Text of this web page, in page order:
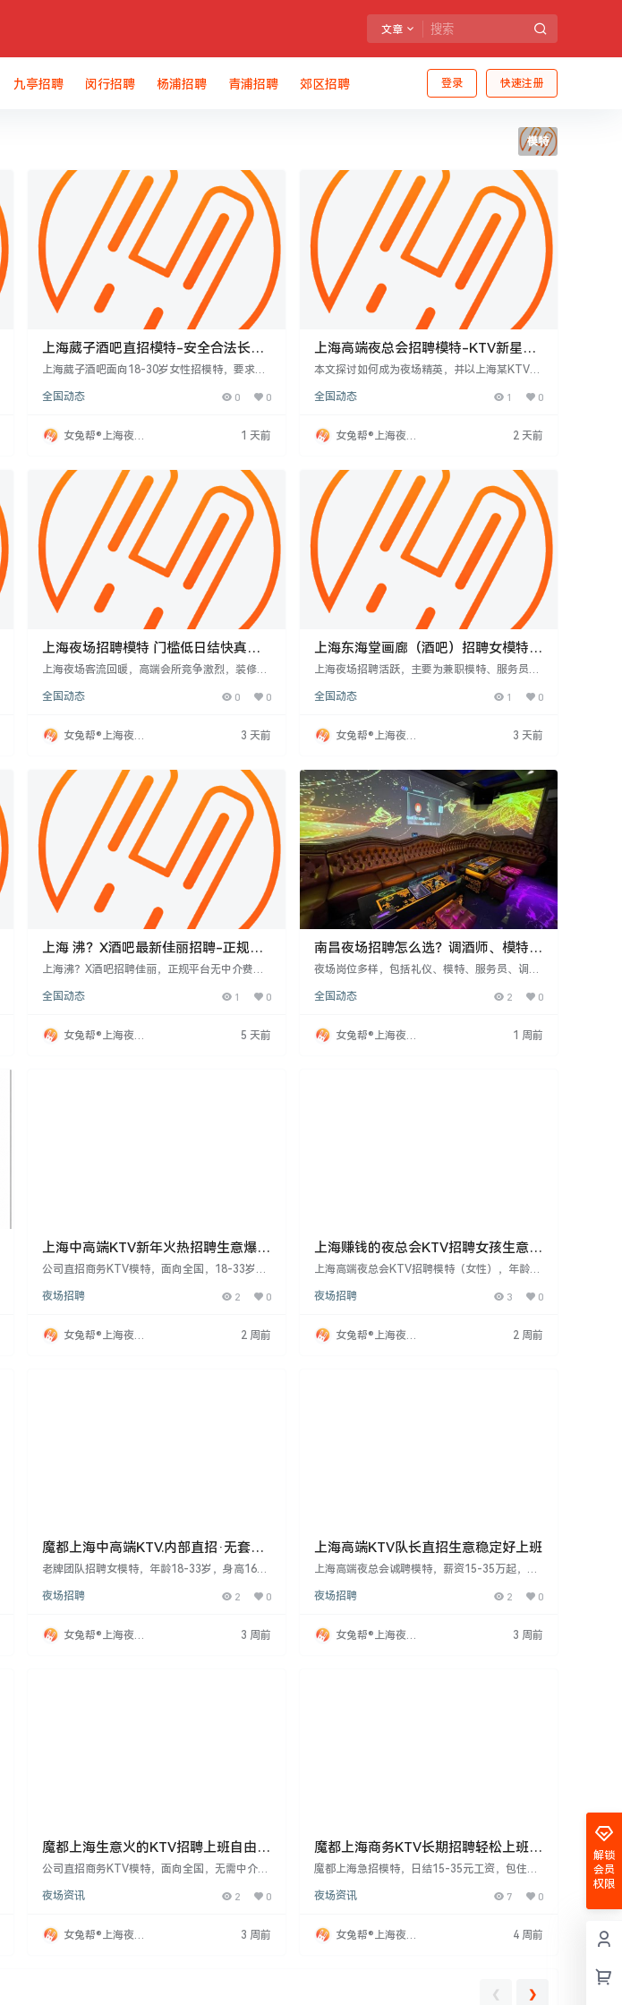
文章
登录 快速注册
九亭招聘 闵行招聘 杨浦招聘 青浦招聘 郊区招聘
模特
上海葳子酒吧直招模特-安全合法长久
不穿工衣
上海葳子酒吧面向18-30岁女性招模特，要求身
稳定工作机会，薪资合理。招聘流程透明，注重
户、参与活动，能提升个人价值、拓展人脉。
全国动态 0 0
女兔帮®上海夜场
1 天前
上海高端夜总会招聘模特-KTV新星加
入无忧
本文探讨如何成为夜场精英，并以上海某KTV为
形象靓丽，提供日薪15-20元起，工作时间为晚
三年，承诺不收费、工资日结，信息真实可靠。
全国动态 1 0
女兔帮®上海夜场
2 天前
上海夜场招聘模特 门槛低日结快真能
月入十万？
上海夜场客流回暖，高端会所竞争激烈，装修和
节奏、理解客户深层需求，并主动学习。薪资高
诉。成长路径清晰，分为新人期和进阶期，注重
实战能力培养。
全国动态 0 0
女兔帮®上海夜场
3 天前
上海东海堂画廊（酒吧）招聘女模特-
可兼职无IC卡
上海夜场招聘活跃，主要为兼职模特、服务员等
位要求不一，酒吧重外貌，夜总会重综合能力。
位多但竞争激烈，可关注招聘平台。
全国动态 1 0
女兔帮®上海夜场
3 天前
上海 沸？X酒吧最新佳丽招聘-正规商
务平台无IC卡
上海沸？X酒吧招聘佳丽，正规平台无中介费。
元。招聘形象佳、有上进心者，提供舒适工作环
班。经验不限，欢迎加入。
全国动态 1 0
女兔帮®上海夜场
5 天前
南昌夜场招聘怎么选？调酒师、模特这
些岗位要注意什么
夜场岗位多样，包括礼仪、模特、服务员、调酒
和能力，如调酒师需懂基础调酒，模特需符合身
态度，南昌红谷滩夜店更看重人靠谱。薪资因岗
位和场子而异，调酒师月薪五千至一万，模特礼
全国动态 2 0
女兔帮®上海夜场
1 周前
上海中高端KTV新年火热招聘生意爆好
*
公司直招商务KTV模特，面向全国，18-33岁女
不收任何费用，包住宿不押金，工资日结。公司
松无压力，欲了解更多请联系周哥。
夜场招聘 2 0
女兔帮®上海夜场
2 周前
上海赚钱的夜总会KTV招聘女孩生意稳
定好上班
上海高端夜总会KTV招聘模特（女性），年龄18
活泼开朗。薪资15-35元/天，现金结算，不办
带队，共享资源。机会难得，快来开启掘金之
旅！
夜场招聘 3 0
女兔帮®上海夜场
2 周前
魔都上海中高端KTV.内部直招·无套路
真诚以待!
老牌团队招聘女模特，年龄18-33岁，身高160c
何费用，包住宿不押金，工资日结。公司承诺无
费。工作轻松无压力，欲了解更多请联系周哥。
夜场招聘 2 0
女兔帮®上海夜场
3 周前
上海高端KTV队长直招生意稳定好上班
上海高端夜总会诚聘模特，薪资15-35万起，提
验，公司将提供带薪培训。机会难得，抓住青
夜场招聘 2 0
女兔帮®上海夜场
3 周前
魔都上海生意火的KTV招聘上班自由可
兼职·
公司直招商务KTV模特，面向全国，无需中介
女性，身高160cm以上，有无经验均可，提供免
地女生可报销路费。工作轻松无压力，团队提供
人性化管理。欲了解更多，请联系周哥。
夜场资讯 2 0
女兔帮®上海夜场
3 周前
魔都上海商务KTV长期招聘轻松上班良
心诚聘超赚
魔都上海急招模特，日结15-35元工资，包住，
m以上，甜美开朗。提供免费宽带和培训，工作
高薪梦想。
夜场资讯 7 0
女兔帮®上海夜场
4 周前
❮ ❯
解锁
会员
权限